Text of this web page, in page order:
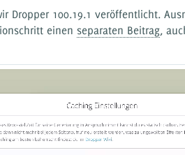
Dropper 100.19.1 veröffentlicht.
einenseparaten Beitrag,